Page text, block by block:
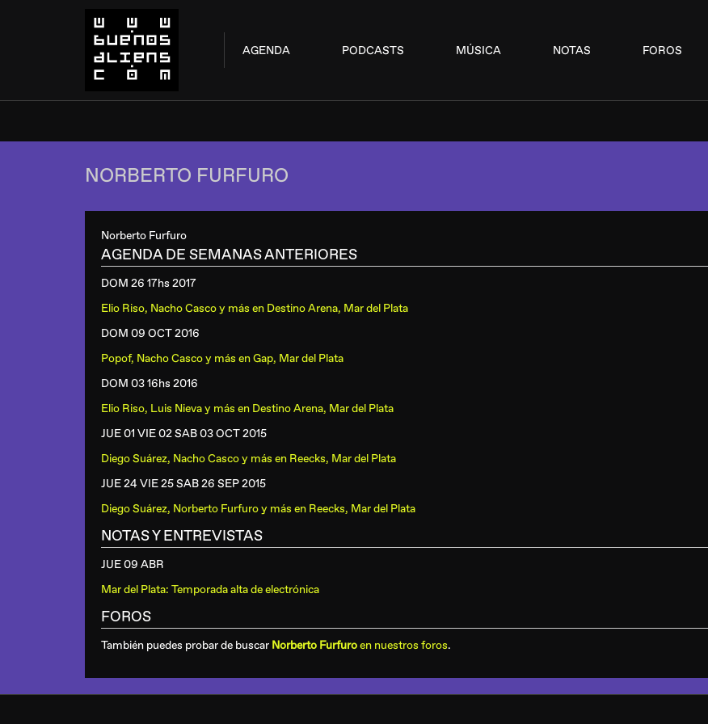
AGENDA PODCASTS MÚSICA NOTAS FOROS
NORBERTO FURFURO
Norberto Furfuro
AGENDA DE SEMANAS ANTERIORES
DOM 26 17hs 2017
Elio Riso, Nacho Casco y más en Destino Arena, Mar del Plata
DOM 09 OCT2016
Popof, Nacho Casco y más enGap, Mar del Plata
DOM 03 16hs 2016
Elio Riso, Luis Nieva y más en Destino Arena, Mar del Plata
JUE 01 VIE 02 SAB 03 OCT2015
Diego Suárez, Nacho Casco y más en Reecks, Mar del Plata
JUE 24 VIE 25 SAB 26 SEP2015
Diego Suárez, Norberto Furfuro y más en Reecks, Mar del Plata
NOTAS Y ENTREVISTAS
JUE 09 ABR
Mar del Plata: Temporada alta de electrónica
FOROS
También puedes probar de buscar Norberto Furfuroen nuestros foros.